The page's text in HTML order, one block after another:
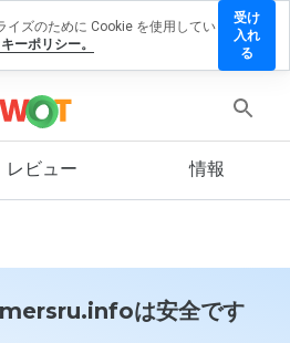
レビュー 情報
は安全です
イズのために Cookie を使用してい
ーポリシー。
受け
入れ
る